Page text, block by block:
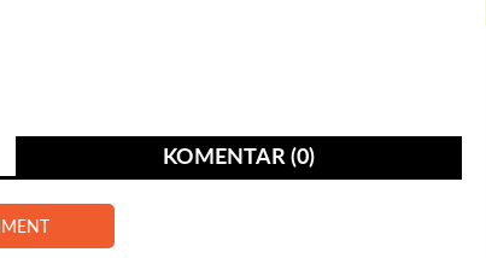
KOMENTAR (0)